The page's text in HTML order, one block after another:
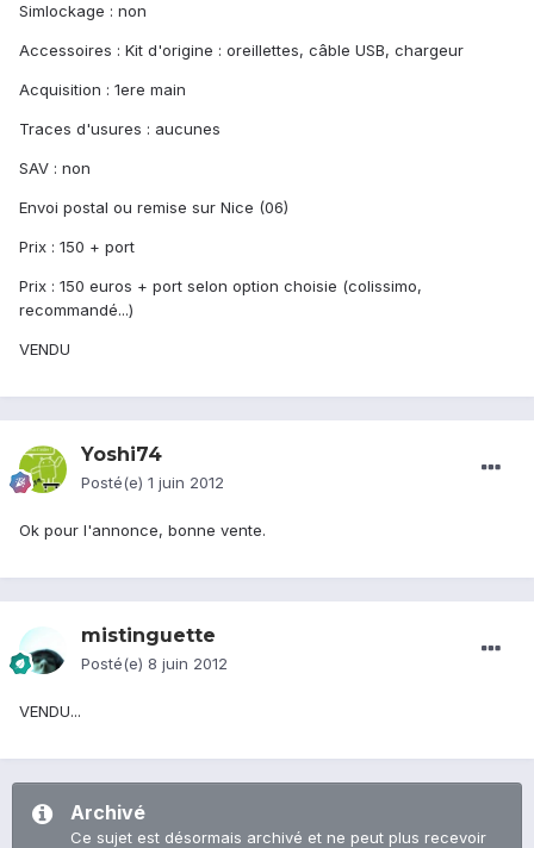
Simlockage : non
Accessoires : Kit d'origine : oreillettes, câble USB, chargeur
Acquisition : 1ere main
Traces d'usures : aucunes
SAV : non
Envoi postal ou remise sur Nice (06)
Prix : 150 + port
Prix : 150 euros + port selon option choisie (colissimo,
recommandé...)
VENDU
Yoshi74
Posté(e) 1 juin 2012
Ok pour l'annonce, bonne vente.
mistinguette
Posté(e) 8 juin 2012
VENDU...
Archivé
Ce sujet est désormais archivé et ne peut plus recevoir